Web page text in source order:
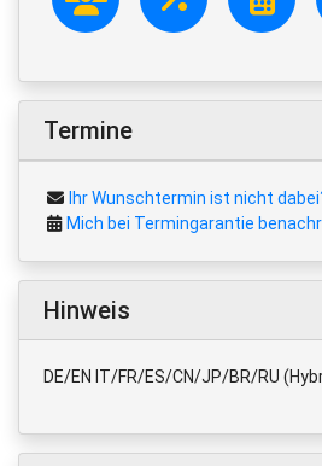
Termine
Ihr Wunschtermin ist nicht
Mich bei Termingarantie
Hinweis
DE/EN IT/FR/ES/CN/JP/BR/RU